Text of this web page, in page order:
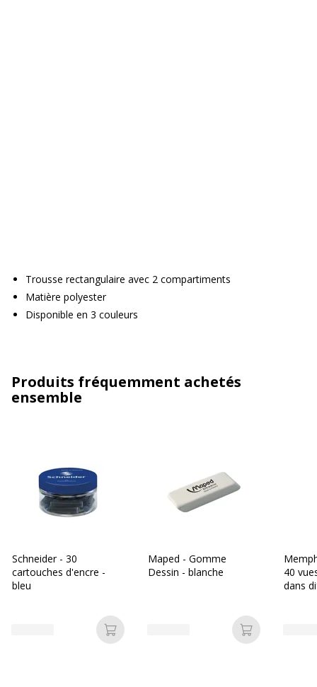
Trousse rectangulaire avec 2 compartiments
Matière polyester
Disponible en 3 couleurs
Produits fréquemment achetés
ensemble
Schneider - 30
cartouches d'encre -
bleu
Ajouter au panier
Maped - Gomme
Dessin - blanche
Ajouter au
40
dans